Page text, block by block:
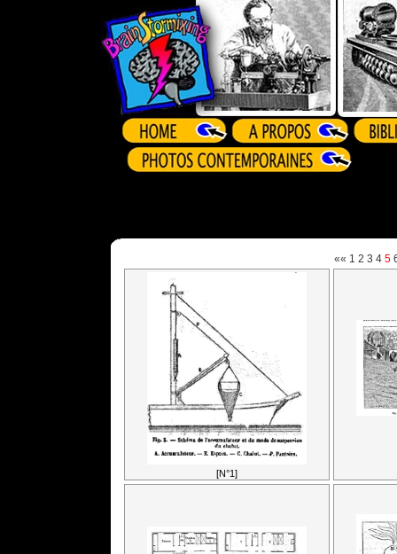
«« 1 2 3 4 5
[N°1]